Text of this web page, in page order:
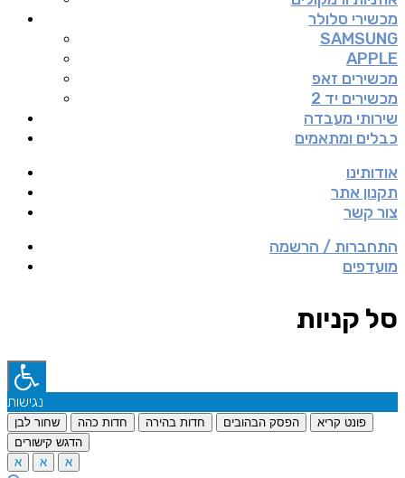
מכשירי סלולר
SAMSUNG
APPLE
מכשירים זאפ
מכשירים יד 2
שירותי מעבדה
כבלים ומתאמים
אודותינו
תקנון אתר
צור קשר
התחברות / הרשמה
מועדפים
סל קניות
נגישות
שחור לבן חדות כהה חדות בהירה הפסק הבהובים
פונט קריא
הדגש קישורים
א
א א